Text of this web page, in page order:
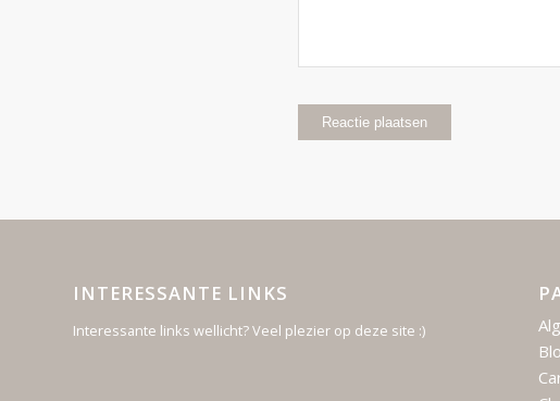
INTERESSANTE LINKS
Interessante links wellicht? Veel plezier op deze site :)